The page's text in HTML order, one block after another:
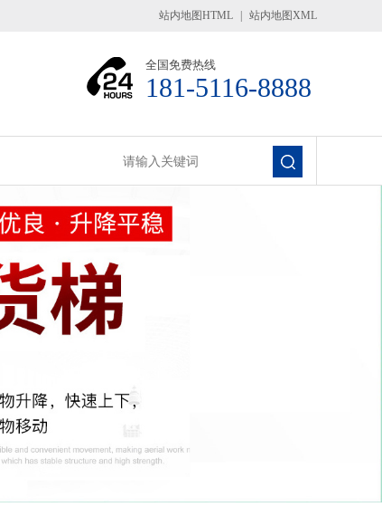
站内地图HTML 站内地图XML
全国免费热线
181-5116-8888